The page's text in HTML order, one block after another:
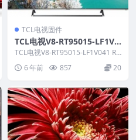
TCL电视固件
TCL电视V8-RT95015-LF1V0
41版本强刷电视固件包下载
TCL电视V8-RT95015-LF1V041 RO
6 年前 857 20